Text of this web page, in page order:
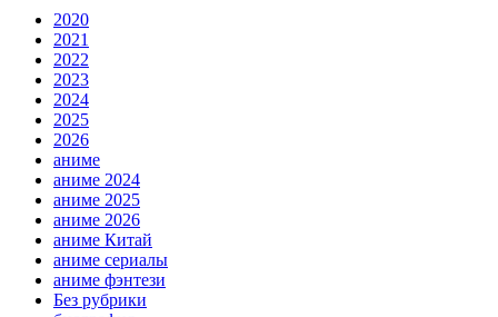
2020
2021
2022
2023
2024
2025
2026
аниме
аниме 2024
аниме 2025
аниме 2026
аниме Китай
аниме сериалы
аниме фэнтези
Без рубрики